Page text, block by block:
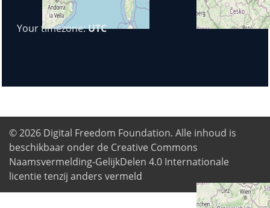
Your timezone:UTC
© 2026 Digital Freedom Foundation. Alle inhoud is
beschikbaar onder de Creative Commons
Naamsvermelding-GelijkDelen 4.0 Internationale
licentie tenzij anders vermeld